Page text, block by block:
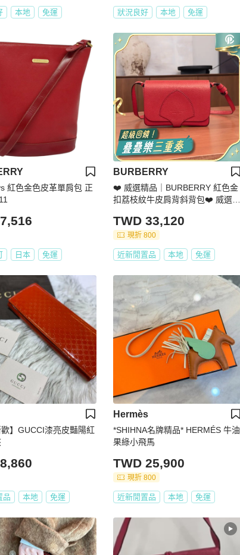
本地 免運 狀況良好 本地 免運
紅色金色皮革單肩包 正
日本 免運
BURBERRY
❤️ 威選精品｜BURBERRY 紅色金
扣荔枝紋牛皮肩背斜背包❤️ 威選精
牛皮肩背斜背包
TWD 33,120
現折 800
近新閒置品 本地 免運
歡】GUCCI漆亮皮豔陽紅
品 本地 免運
Hermès
*SHIHNA名牌精品* HERMÉS 牛油
果綠小飛馬
TWD 25,900
現折 800
近新閒置品 本地 免運